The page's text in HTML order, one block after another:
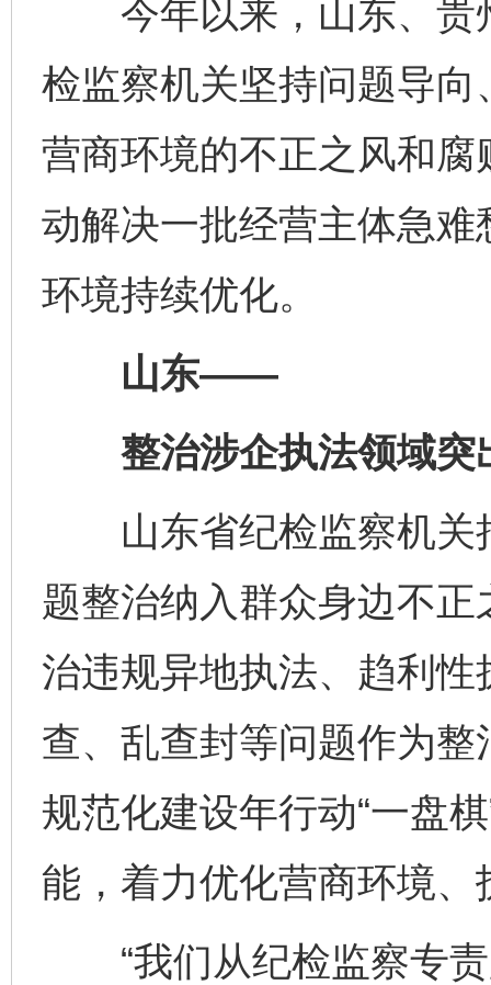
今年以来，山东、贵
检监察机关坚持问题导
营商环境的不正之风和
动解决一批经营主体急
环境持续优化。
山东——
整治涉企执法领域突
山东省纪检监察机关
题整治纳入群众身边不
治违规异地执法、趋利
查、乱查封等问题作为
规范化建设年行动“一盘
能，着力优化营商环境、
“我们从纪检监察专责